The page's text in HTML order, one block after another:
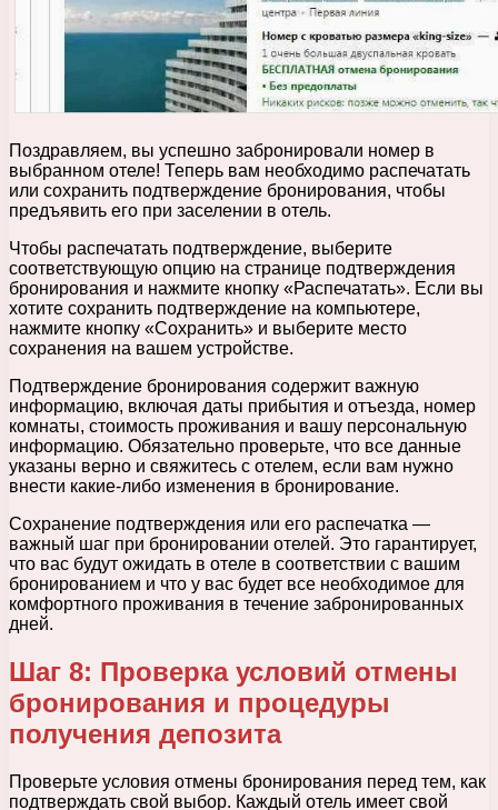
Поздравляем, вы успешно забронировали номер в
выбранном отеле! Теперь вам необходимо распечатать
или сохранить подтверждение бронирования, чтобы
предъявить его при заселении в отель.
Чтобы распечатать подтверждение, выберите
соответствующую опцию на странице подтверждения
бронирования и нажмите кнопку «Распечатать». Если вы
хотите сохранить подтверждение на компьютере,
нажмите кнопку «Сохранить» и выберите место
сохранения на вашем устройстве.
Подтверждение бронирования содержит важную
информацию, включая даты прибытия и отъезда, номер
комнаты, стоимость проживания и вашу персональную
информацию. Обязательно проверьте, что все данные
указаны верно и свяжитесь с отелем, если вам нужно
внести какие-либо изменения в бронирование.
Сохранение подтверждения или его распечатка —
важный шаг при бронировании отелей. Это гарантирует,
что вас будут ожидать в отеле в соответствии с вашим
бронированием и что у вас будет все необходимое для
комфортного проживания в течение забронированных
дней.
Шаг 8: Проверка условий отмены
бронирования и процедуры
получения депозита
Проверьте условия отмены бронирования перед тем, как
подтверждать свой выбор. Каждый отель имеет свой